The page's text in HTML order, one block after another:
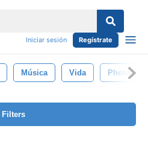
Iniciar sesión Regístrate
Música Vida Photoshop
Filters